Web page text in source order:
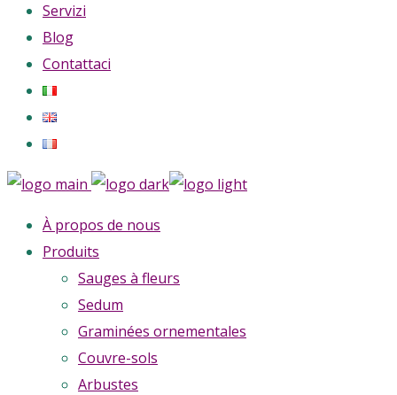
Servizi
Blog
Contattaci
À propos de nous
Produits
Sauges à fleurs
Sedum
Graminées ornementales
Couvre-sols
Arbustes